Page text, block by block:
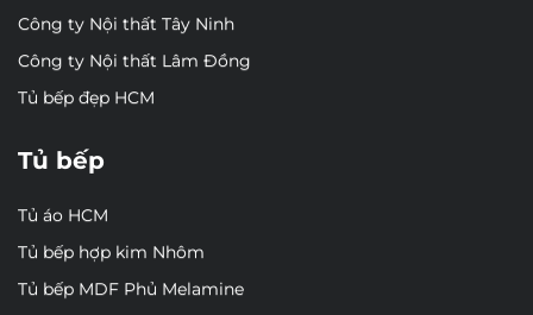
Công ty Nội thất Tây Ninh
Công ty Nội thất Lâm Đồng
Tủ bếp đẹp HCM
Tủ bếp
Tủ áo HCM
Tủ bếp hợp kim Nhôm
Tủ bếp MDF Phủ Melamine